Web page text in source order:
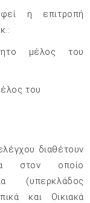
η επιτροπή
μέλος του
του
διαθέτουν
στον οποίο
(υπερκλάδος
και Οικιακά